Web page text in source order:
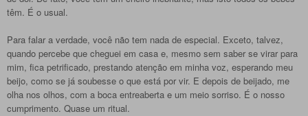
têm. É o usual.
Para falar a verdade, você não tem nada de especial. Exceto, talvez,
quando percebe que cheguei em casa e, mesmo sem saber se virar para
mim, fica petrificado, prestando atenção em minha voz, esperando meu
beijo, como se já soubesse o que está por vir. E depois de beijado, me
olha nos olhos, com a boca entreaberta e um meio sorriso. É o nosso
cumprimento. Quase um ritual.